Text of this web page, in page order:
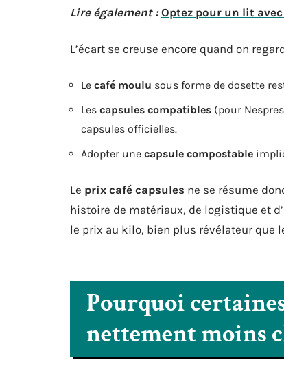
Lire également : Optez pour un lit
L’écart se creuse encore quand on
Le café moulu sous forme de dosette
Les capsules compatibles (pour
capsules officielles.
Adopter une capsule compostable
Le prix café capsules ne se résume
histoire de matériaux, de logistique et
le prix au kilo, bien plus révélateur que
Pourquoi
nettement moins